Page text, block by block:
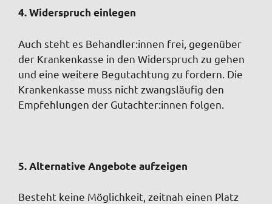
4. Widerspruch einlegen
Auch steht es Behandler:innen frei, gegenüber
der Krankenkasse in den Widerspruch zu gehen
und eine weitere Begutachtung zu fordern. Die
Krankenkasse muss nicht zwangsläufig den
Empfehlungen der Gutachter:innen folgen.
5. Alternative Angebote aufzeigen
Besteht keine Möglichkeit, zeitnah einen Platz